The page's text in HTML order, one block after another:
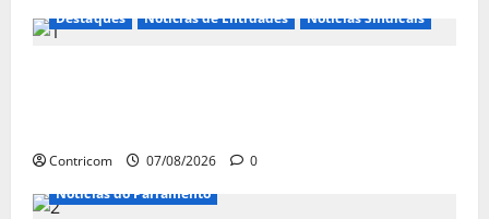
Destaques Notícias de Entidades Notícias Sindicais
Contricom 07/08/2026
0
Notícias do Parlamento